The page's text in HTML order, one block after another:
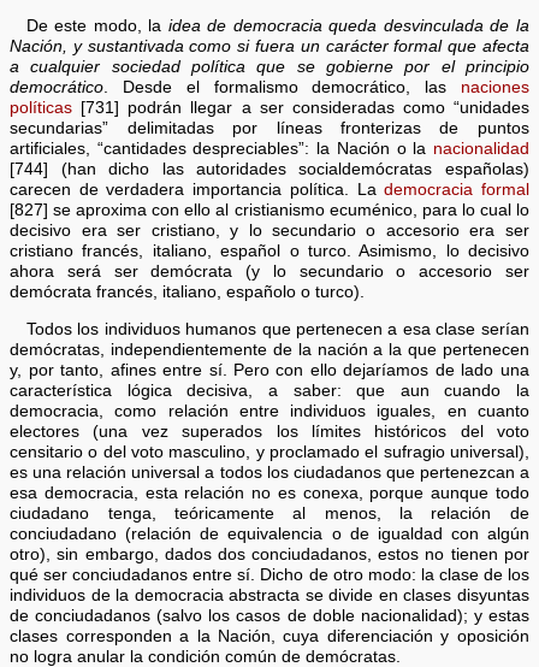
De este modo, la idea de democracia queda desvinculada de la
Nación, y sustantivada como si fuera un carácter formal que afecta
a cualquier sociedad política que se gobierne por el principio
democrático . Desde el formalismo democrático, las naciones
políticas [731] podrán llegar a ser consideradas como “unidades
secundarias” delimitadas por líneas fronterizas de puntos
artificiales, “cantidades despreciables”: la Nación o la nacionalidad
[744] (han dicho las autoridades socialdemócratas españolas)
carecen de verdadera importancia política. Lademocracia formal
[827] se aproxima con ello al cristianismo ecuménico, para lo cual lo
decisivo era ser cristiano, y lo secundario o accesorio era ser
cristiano francés, italiano, español o turco. Asimismo, lo decisivo
ahora será ser demócrata (y lo secundario o accesorio ser
demócrata francés, italiano, españolo o turco).
Todos los individuos humanos que pertenecen a esa clase serían
demócratas, independientemente de la nación a la que pertenecen
y, por tanto, afines entre sí. Pero con ello dejaríamos de lado una
característica lógica decisiva, a saber: que aun cuando la
democracia, como relación entre individuos iguales, en cuanto
electores (una vez superados los límites históricos del voto
censitario o del voto masculino, y proclamado el sufragio universal),
es una relación universal a todos los ciudadanos que pertenezcan a
esa democracia, esta relación no es conexa, porque aunque todo
ciudadano tenga, teóricamente al menos, la relación de
conciudadano (relación de equivalencia o de igualdad con algún
otro), sin embargo, dados dos conciudadanos, estos no tienen por
qué ser conciudadanos entre sí. Dicho de otro modo: la clase de los
individuos de la democracia abstracta se divide en clases disyuntas
de conciudadanos (salvo los casos de doble nacionalidad); y estas
clases corresponden a la Nación, cuya diferenciación y oposición
no logra anular la condición común de demócratas.